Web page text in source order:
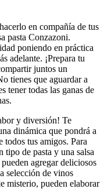
en compañía de tus
pasta Conzazoni.
poniendo en práctica
adelante. ¡Prepara tu
juntos un
tienes que aguardar a
tener todas las ganas de
y diversión! Te
dinámica que pondrá a
tus amigos. Para
tipo de pasta y una salsa
agregar deliciosos
selección de vinos
misterio, pueden elaborar